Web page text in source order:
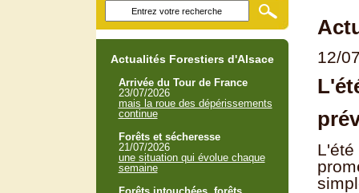
12/
L'été
Actualités Forestiers d'Alsace
Arrivée du Tour de France
23/07/2026
mais la roue des dépérissements
continue
Forêts et sécheresse
21/07/2026
une situation qui évolue chaque
semaine